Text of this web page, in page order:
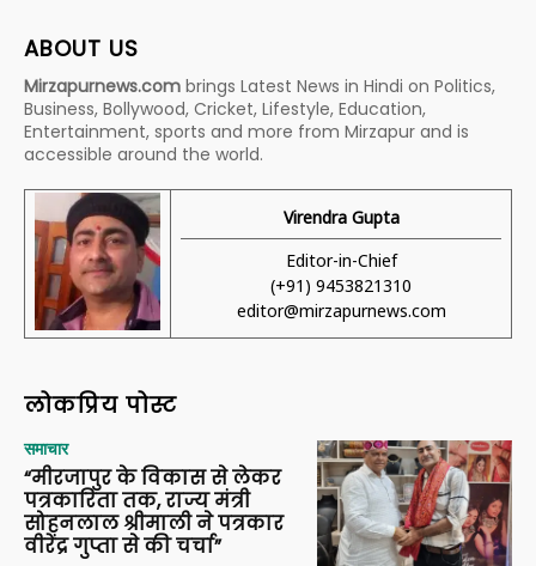
ABOUT US
Mirzapurnews.com brings Latest News in Hindi on Politics,
Business, Bollywood, Cricket, Lifestyle, Education,
Entertainment, sports and more from Mirzapur and is
accessible around the world.
Virendra Gupta
Editor-in-Chief
(+91) 9453821310
editor@mirzapurnews.com
लोकप्रिय पोस्ट
समाचार
“मीरजापुर के विकास से लेकर
पत्रकारिता तक, राज्य मंत्री
सोहनलाल श्रीमाली ने पत्रकार
वीरेंद्र गुप्ता से की चर्चा”